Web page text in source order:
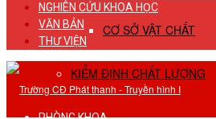
CƠ SỞ VẬT CHẤT
KIỂM ĐỊNH CHẤT LƯỢNG
NGHIÊN CỨU KHOA HỌC
VĂN BẢN
THƯ VIỆN